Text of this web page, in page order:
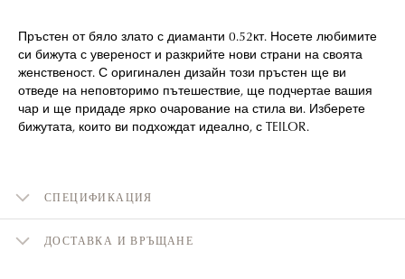
Пръстен от бяло злато с диаманти 0.52кт. Носете любимите
си бижута с увереност и разкрийте нови страни на своята
женственост. С оригинален дизайн този пръстен ще ви
отведе на неповторимо пътешествие, ще подчертае вашия
чар и ще придаде ярко очарование на стила ви. Изберете
бижутата, които ви подхождат идеално, с TEILOR.
СПЕЦИФИКАЦИЯ
ДОСТАВКА И ВРЪЩАНЕ